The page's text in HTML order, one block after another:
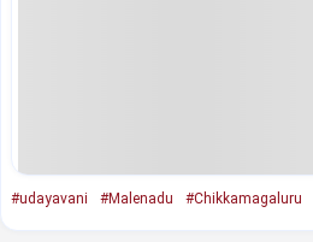
#udayavani #Malenadu #Chikkamagaluru